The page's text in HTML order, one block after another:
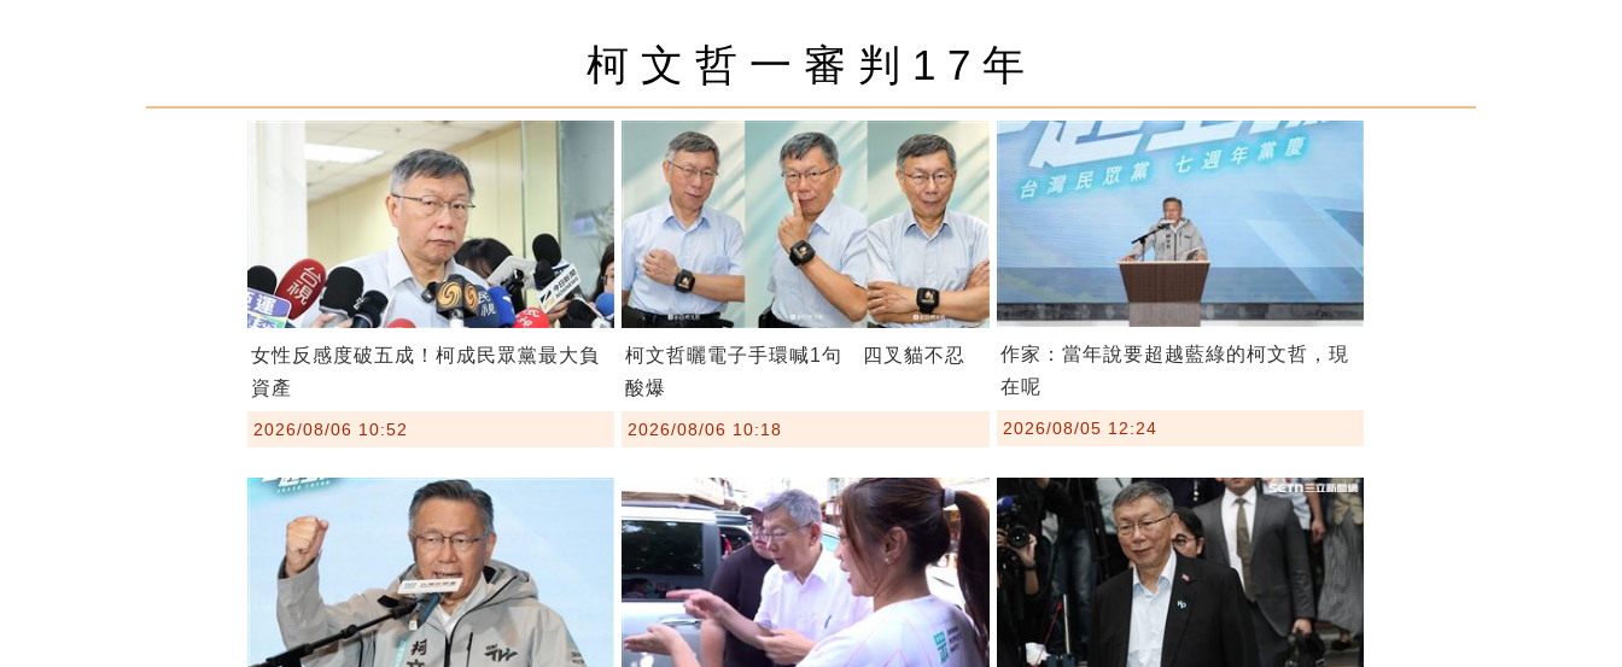
柯文哲一審判17年
女性反感度破五成！柯成民眾黨最大負
資產
2026/08/06 10:52
柯文哲曬電子手環喊1句 四叉貓不忍
酸爆
2026/08/06 10:18
作家：當年說要超越藍綠的柯文哲，現
在呢
2026/08/05 12:24